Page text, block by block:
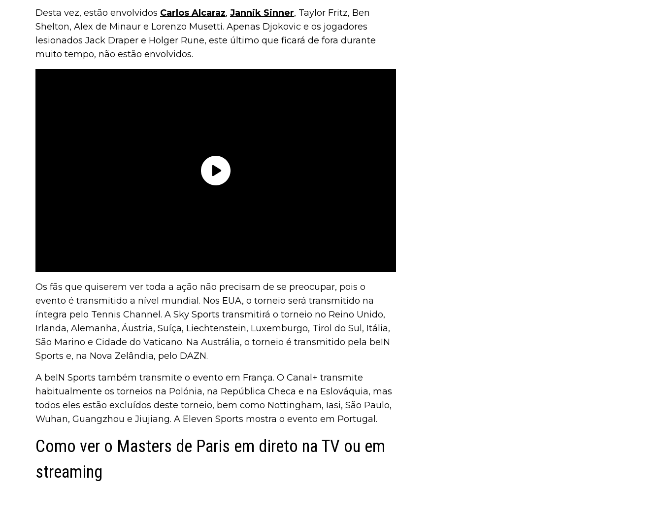
Desta vez, estão envolvidos Carlos Alcaraz, Jannik Sinner, Taylor Fritz, Ben
Shelton, Alex de Minaur e Lorenzo Musetti. Apenas Djokovic e os jogadores
lesionados Jack Draper e Holger Rune, este último que ficará de fora durante
muito tempo, não estão envolvidos.
Os fãs que quiserem ver toda a ação não precisam de se preocupar, pois o
evento é transmitido a nível mundial. Nos EUA, o torneio será transmitido na
íntegra pelo Tennis Channel. A Sky Sports transmitirá o torneio no Reino Unido,
Irlanda, Alemanha, Áustria, Suíça, Liechtenstein, Luxemburgo, Tirol do Sul, Itália,
São Marino e Cidade do Vaticano. Na Austrália, o torneio é transmitido pela beIN
Sports e, na Nova Zelândia, pelo DAZN.
A beIN Sports também transmite o evento em França. O Canal+ transmite
habitualmente os torneios na Polónia, na República Checa e na Eslováquia, mas
todos eles estão excluídos deste torneio, bem como Nottingham, Iasi, São Paulo,
Wuhan, Guangzhou e Jiujiang. A Eleven Sports mostra o evento em Portugal.
Como ver o Masters de Paris em direto na TV ou em
streaming